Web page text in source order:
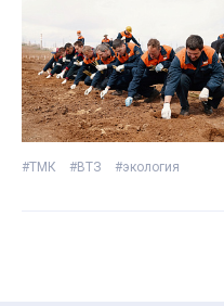
#ТМК #ВТЗ #экология